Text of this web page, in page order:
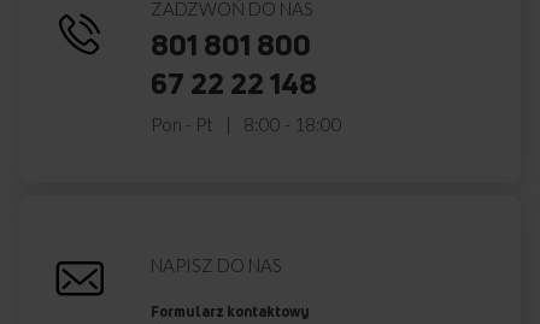
ZADZWOŃ DO NAS
801 801 800
67 22 22 148
Pon - Pt 8:00 - 18:00
NAPISZ DO NAS
Formularz kontaktowy